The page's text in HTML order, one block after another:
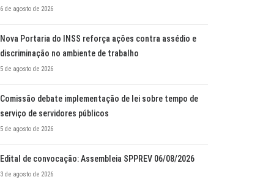
6 de agosto de 2026
Nova Portaria do INSS reforça ações contra assédio e
discriminação no ambiente de trabalho
5 de agosto de 2026
Comissão debate implementação de lei sobre tempo de
serviço de servidores públicos
5 de agosto de 2026
Edital de convocação: Assembleia SPPREV 06/08/2026
3 de agosto de 2026